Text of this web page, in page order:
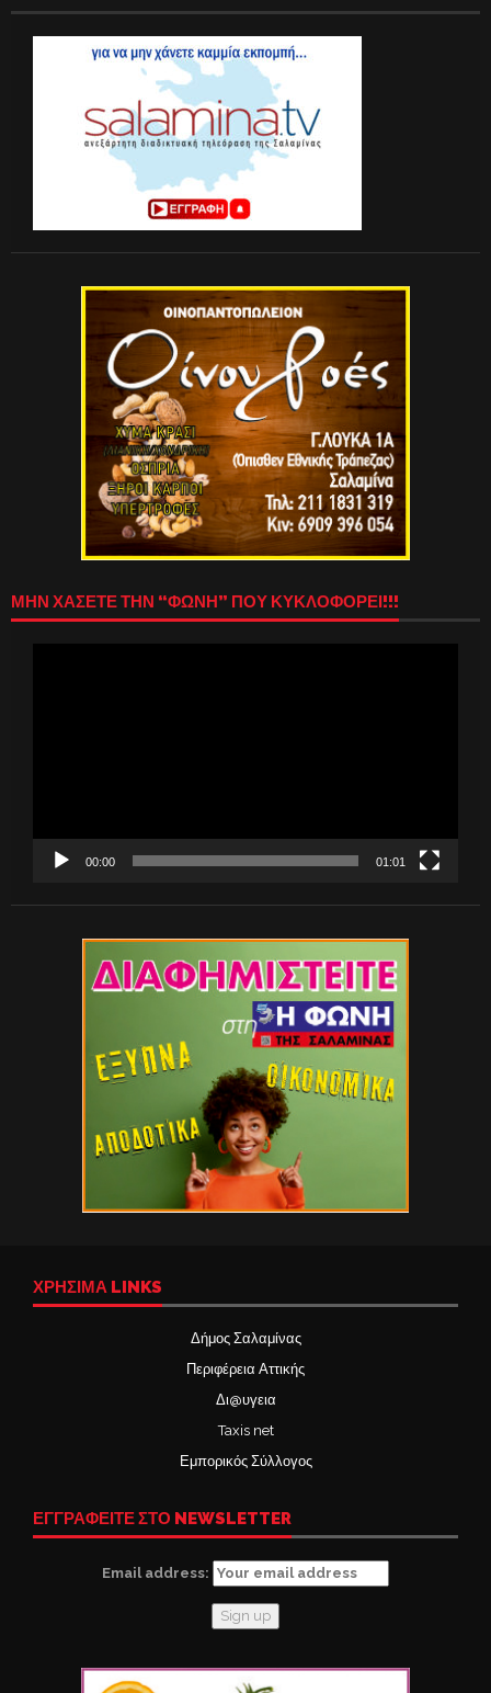
ΜΗΝ ΧΑΣΕΤΕ ΤΗΝ “ΦΩΝΗ” ΠΟΥ ΚΥΚΛΟΦΟΡΕΙ!!!
00:00 01:01
ΧΡΉΣΙΜΑ LINKS
Δήμος Σαλαμίνας
Περιφέρεια Αττικής
Δι@υγεια
Taxis net
Εμπορικός Σύλλογος
ΕΓΓΡΑΦΕΙΤΕ ΣΤΟ NEWSLETTER
Email address: